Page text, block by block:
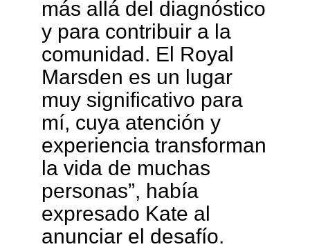
más allá del diagnóstico
y para contribuir a la
comunidad. El Royal
Marsden es un lugar
muy significativo para
mí, cuya atención y
experiencia transforman
la vida de muchas
personas”, había
expresado Kate al
anunciar el desafío.